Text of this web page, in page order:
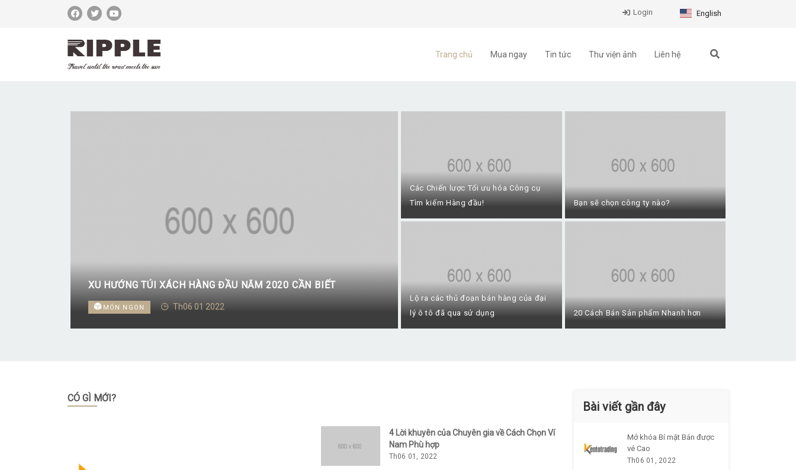
Login English
Trang chủ Mua ngay Tin tức Thư viện ảnh Liên hệ
XU HƯỚNG TÚI XÁCH HÀNG ĐẦU NĂM 2020 CẦN BIẾT
MÓN NGON Th06 01 2022
Các Chiến lược Tối ưu hóa Công cụ
Tìm kiếm Hàng đầu!
Bạn sẽ chọn công ty nào?
Lộ ra các thủ đoạn bán hàng của đại
lý ô tô đã qua sử dụng
20 Cách Bán Sản phẩm Nhanh hơn
CÓ GÌ MỚI?
4 Lời khuyên của Chuyên gia về Cách Chọn Ví
Nam Phù hợp
Th06 01, 2022
Bài viết gần đây
Mở khóa Bí mật Bán được
vé Cao
Th06 01, 2022